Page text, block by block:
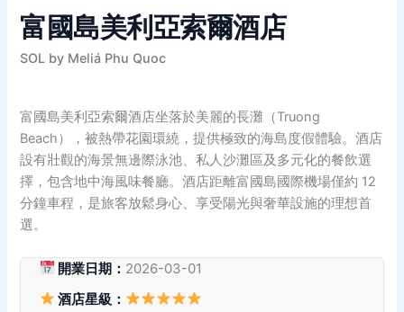
富國島美利亞索爾酒店
SOL by Meliá Phu Quoc
富國島美利亞索爾酒店坐落於美麗的長灘（Truong
Beach），被熱帶花園環繞，提供極致的海島度假體驗。酒店
設有壯觀的海景無邊際泳池、私人沙灘區及多元化的餐飲選
擇，包含地中海風味餐廳。酒店距離富國島國際機場僅約 12
分鐘車程，是旅客放鬆身心、享受陽光與奢華設施的理想首
選。
開業日期： 2026-03-01
酒店星級：